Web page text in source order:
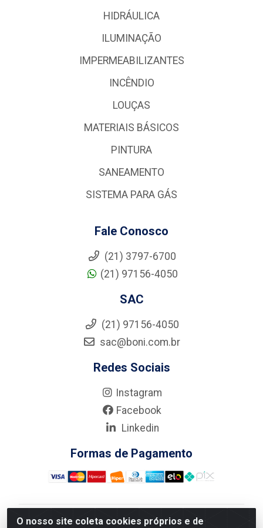
O nosso site coleta cookies próprios e de
HIDRÁULICA
ILUMINAÇÃO
IMPERMEABILIZANTES
INCÊNDIO
LOUÇAS
MATERIAIS BÁSICOS
PINTURA
SANEAMENTO
SISTEMA PARA GÁS
Fale Conosco
(21) 3797-6700
(21) 97156-4050
SAC
(21) 97156-4050
sac@boni.com.br
Redes Sociais
Instagram
Facebook
Linkedin
Formas de Pagamento
Nova Boni Distribuidora de Material de Construção LTDA